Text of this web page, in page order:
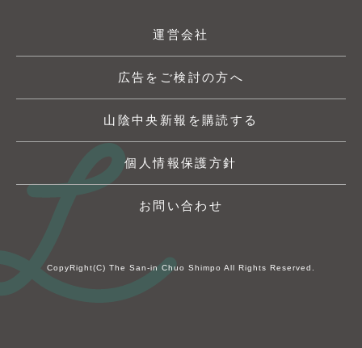
運営会社
広告をご検討の方へ
山陰中央新報を購読する
個人情報保護方針
お問い合わせ
CopyRight(C) The San-in Chuo Shimpo All Rights Reserved.